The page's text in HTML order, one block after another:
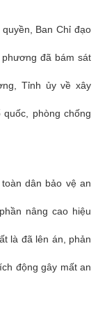
Ban Chỉ đạo
đã bám sát
Tỉnh ủy về xây
phòng chống
dân bảo vệ an
nâng cao hiệu
là đã lên án, phản
động gây mất an